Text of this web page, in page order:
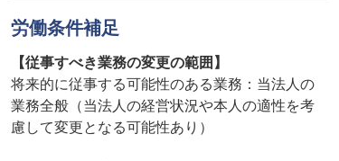
労働条件補足
【従事すべき業務の変更の範囲】
将来的に従事する可能性のある業務：当法人の
業務全般（当法人の経営状況や本人の適性を考
慮して変更となる可能性あり）